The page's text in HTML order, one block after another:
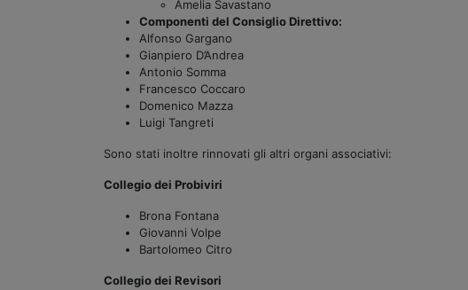
Amelia Savastano
Componenti del Consiglio Direttivo:
Alfonso Gargano
Gianpiero D’Andrea
Antonio Somma
Francesco Coccaro
Domenico Mazza
Luigi Tangreti
Sono stati inoltre rinnovati gli altri organi associativi:
Collegio dei Probiviri
Brona Fontana
Giovanni Volpe
Bartolomeo Citro
Collegio dei Revisori